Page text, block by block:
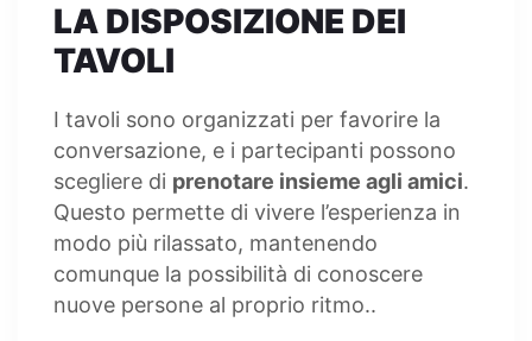
LA DISPOSIZIONE DEI
TAVOLI
I tavoli sono organizzati per favorire la
conversazione, e i partecipanti possono
scegliere di prenotare insieme agli amici.
Questo permette di vivere l’esperienza in
modo più rilassato, mantenendo
comunque la possibilità di conoscere
nuove persone al proprio ritmo..